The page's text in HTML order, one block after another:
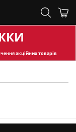
акційних товарів